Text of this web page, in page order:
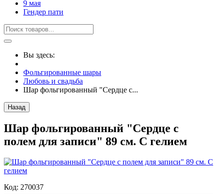
9 мая
Гендер пати
Вы здесь:
Фольгированные шары
Любовь и свадьба
Шар фольгированный "Сердце с...
Назад
Шар фольгированный "Сердце с
полем для записи" 89 см. С гелием
Код: 270037